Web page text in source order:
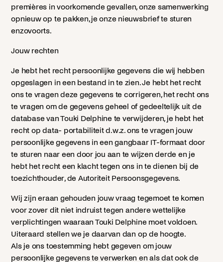
premières in voorkomende gevallen, onze samenwerking
opnieuw op te pakken, je onze nieuwsbrief te sturen
enzovoorts.
Jouw rechten
Je hebt het recht persoonlijke gegevens die wij hebben
opgeslagen in een bestand in te zien. Je hebt het recht
ons te vragen deze gegevens te corrigeren, het recht ons
te vragen om de gegevens geheel of gedeeltelijk uit de
database van Touki Delphine te verwijderen, je hebt het
recht op data- portabiliteit d.w.z. ons te vragen jouw
persoonlijke gegevens in een gangbaar IT-formaat door
te sturen naar een door jou aan te wijzen derde en je
hebt het recht een klacht tegen ons in te dienen bij de
toezichthouder, de Autoriteit Persoonsgegevens.
Wij zijn eraan gehouden jouw vraag tegemoet te komen
voor zover dit niet indruist tegen andere wettelijke
verplichtingen waaraan Touki Delphine moet voldoen.
Uiteraard stellen we je daarvan dan op de hoogte.
Als je ons toestemming hebt gegeven om jouw
persoonlijke gegevens te verwerken en als dat ook de